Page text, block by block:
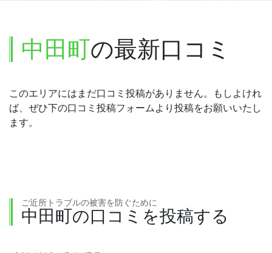
中田町の最新口コミ
このエリアにはまだ口コミ投稿がありません。もしよけれ
ば、ぜひ下の口コミ投稿フォームより投稿をお願いいたし
ます。
ご近所トラブルの被害を防ぐために
中田町の口コミを投稿する